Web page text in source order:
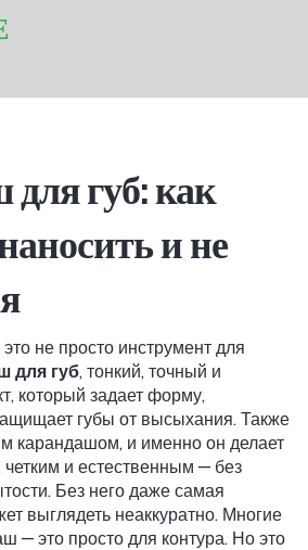
губ: как
и не
не просто инструмент для
для губ, тонкий, точный и
который задает форму,
губы от высыхания. Также
карандашом, и именно он делает
четким и естественным — без
Без него даже самая
выглядеть неаккуратно. Многие
— это просто для контура. Но это